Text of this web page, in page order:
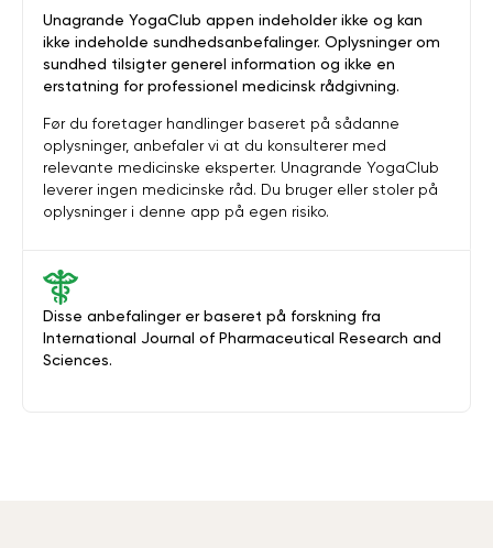
Disse anbefalinger er baseret på forskning fra
International Journal of Pharmaceutical Research and
Sciences.
Unagrande YogaClub appen indeholder ikke og kan
ikke indeholde sundhedsanbefalinger. Oplysninger om
sundhed tilsigter generel information og ikke en
erstatning for professionel medicinsk rådgivning.
Før du foretager handlinger baseret på sådanne
oplysninger, anbefaler vi at du konsulterer med
relevante medicinske eksperter. Unagrande YogaClub
leverer ingen medicinske råd. Du bruger eller stoler på
oplysninger i denne app på egen risiko.